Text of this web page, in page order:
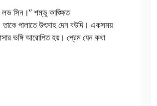
সিন।” শম্ভু কাঙ্ক্ষিত
পালাতে উৎসাহ দেন ব‌উদি। একসময়
ভঙ্গি আরোপিত হয়। প্রেম যেন কথা